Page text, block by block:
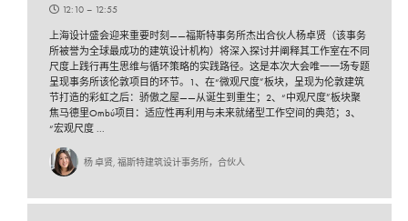
12:10 – 12:55
上海设计盛会迎来重要时刻——福斯特事务所杰出合伙人杨卓贤（该事务
所被誉为全球最成功的建筑设计机构）将深入探讨并阐释其工作室在不同
尺度上践行再生思维与循环策略的实践路径。这是本次大会唯一一场专题
呈现事务所该伦敦项目的环节。1、在“微观尺度”板块，呈现为伦敦建筑
节打造的彩虹之后：骄傲之屋——从诞生到重生；2、“中观尺度”板块聚
焦马德里Ombú项目：适应性再利用与未来就绪型工作空间的典范；3、
“宏观尺度 ...
杨 卓贤, 福斯特建筑设计事务所，合伙人